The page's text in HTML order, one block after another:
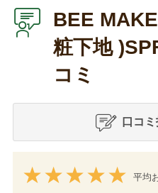
BEE
粧下地
コミ
口コ
平均